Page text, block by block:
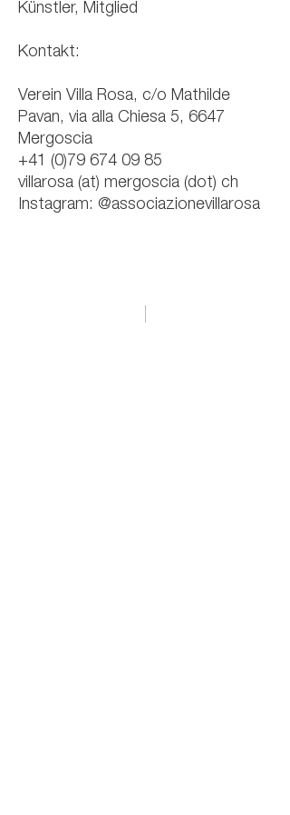
Künstler, Mitglied
Kontakt:
Verein Villa Rosa, c/o Mathilde
Pavan, via alla Chiesa 5, 6647
Mergoscia
+41 (0)79 674 09 85
villarosa (at) mergoscia (dot) ch
Instagram: @associazionevillarosa